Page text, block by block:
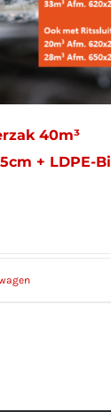
40m³
+ LDPE-